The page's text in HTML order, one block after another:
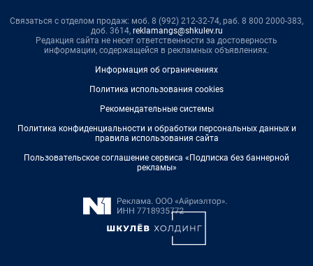
Связаться с отделом продаж: моб. 8 (992) 212-32-74, раб. 8 800 2000-383,
доб. 3614, reklamangs@shkulev.ru
Редакция сайта не несет ответственности за достоверность
информации, содержащейся в рекламных объявлениях.
Информация об ограничениях
Политика использования cookies
Рекомендательные системы
Политика конфиденциальности и обработки персональных данных и
правила использования сайта
Пользовательское соглашение сервиса «Подписка без баннерной
рекламы»